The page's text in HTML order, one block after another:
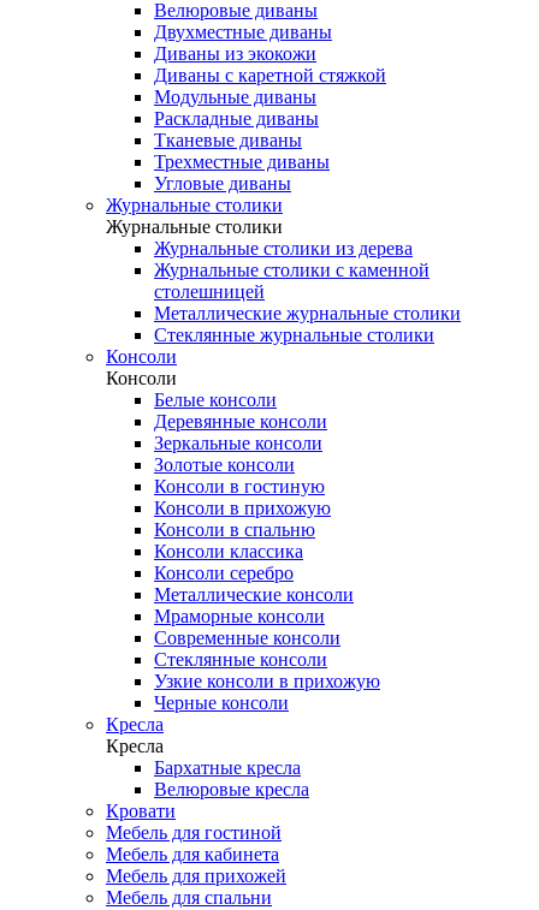
Велюровые диваны
Двухместные диваны
Диваны из экокожи
Диваны с каретной стяжкой
Модульные диваны
Раскладные диваны
Тканевые диваны
Трехместные диваны
Угловые диваны
Журнальные столики
Журнальные столики
Журнальные столики из дерева
Журнальные столики с каменной
столешницей
Металлические журнальные столики
Стеклянные журнальные столики
Консоли
Консоли
Белые консоли
Деревянные консоли
Зеркальные консоли
Золотые консоли
Консоли в гостиную
Консоли в прихожую
Консоли в спальню
Консоли классика
Консоли серебро
Металлические консоли
Мраморные консоли
Современные консоли
Стеклянные консоли
Узкие консоли в прихожую
Черные консоли
Кресла
Кресла
Бархатные кресла
Велюровые кресла
Кровати
Мебель для гостиной
Мебель для кабинета
Мебель для прихожей
Мебель для спальни